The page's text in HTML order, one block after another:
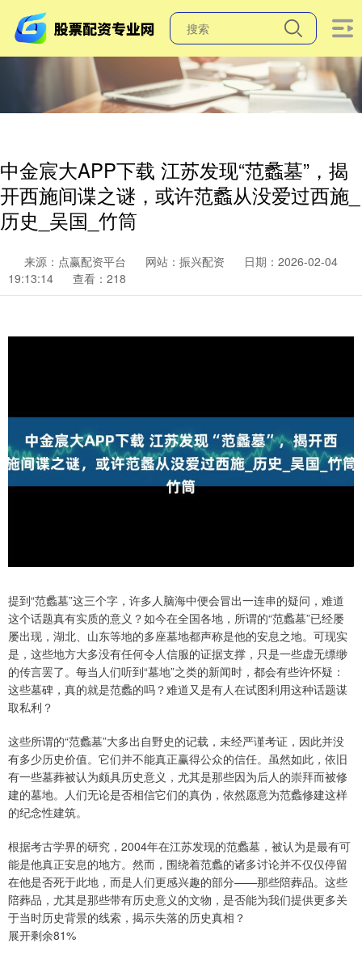
中金宸大APP下载 江苏发现“范蠡墓”，揭
开西施间谍之谜，或许范蠡从没爱过西施_
历史_吴国_竹筒
来源：点赢配资平台 网站：振兴配资
日期：2026-02-04
19:13:14
查看：218
提到“范蠡墓”这三个字，许多人脑海中便会冒出一连串的疑问，难道
这个话题真有实质的意义？如今在全国各地，所谓的“范蠡墓”已经屡
屡出现，湖北、山东等地的多座墓地都声称是他的安息之地。可现实
是，这些地方大多没有任何令人信服的证据支撑，只是一些虚无缥缈
的传言罢了。每当人们听到“墓地”之类的新闻时，都会有些许怀疑：
这些墓碑，真的就是范蠡的吗？难道又是有人在试图利用这种话题谋
取私利？
这些所谓的“范蠡墓”大多出自野史的记载，未经严谨考证，因此并没
有多少历史价值。它们并不能真正赢得公众的信任。虽然如此，依旧
有一些墓葬被认为颇具历史意义，尤其是那些因为后人的崇拜而被修
建的墓地。人们无论是否相信它们的真伪，依然愿意为范蠡修建这样
的纪念性建筑。
根据考古学界的研究，2004年在江苏发现的范蠡墓，被认为是最有可
能是他真正安息的地方。然而，围绕着范蠡的诸多讨论并不仅仅停留
在他是否死于此地，而是人们更感兴趣的部分——那些陪葬品。这些
陪葬品，尤其是那些带有历史意义的文物，是否能为我们提供更多关
于当时历史背景的线索，揭示失落的历史真相？
展开剩余81%